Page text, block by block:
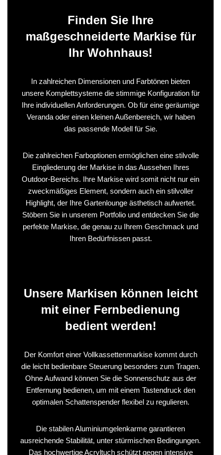
Finden Sie Ihre
maßgeschneiderte Markise für
Ihr Wohnhaus!
In zahlreichen Dimensionen und Farbtönen bieten
unsere Komplettsysteme die stimmige Konfiguration für
Ihre individuellen Anforderungen. Ob für eine geräumige
Veranda oder einen kleinen Außenbereich, wir haben
das passende Modell für Sie.
Die zahlreichen Farboptionen ermöglichen eine stilvolle
Eingliederung der Markise in das Aussehen Ihres
Outdoor-Bereichs. Ihre Markise wird somit nicht nur ein
zweckmäßiges Element, sondern auch ein stilvoller
Highlight, der Ihre Gartenlounge ästhetisch aufwertet.
Stöbern Sie in unserem Portfolio und entdecken Sie die
perfekte Markise, die genau zu Ihrem Geschmack und
Ihren Bedürfnissen passt.
Unsere Markisen können leicht
mit einer Fernbedienung
bedient werden!
Der Komfort einer Vollkassettenmarkise kommt durch
die leicht bedienbare Steuerung besonders zum Tragen.
Ohne Aufwand können Sie die Sonnenschutz aus der
Entfernung bedienen, um mit einem Tastendruck den
optimalen Schattenspender flexibel zu regulieren.
Die stabilen Aluminiumgelenkarme garantieren
ausreichende Stabilität, unter stürmischen Bedingungen.
Das hochwertige Acryltuch schützt gegen intensive